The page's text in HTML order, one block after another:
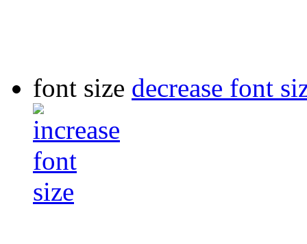
font size decrease font